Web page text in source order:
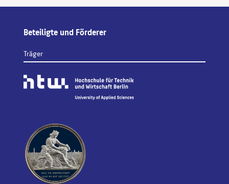
Beteiligte und Förderer
Träger